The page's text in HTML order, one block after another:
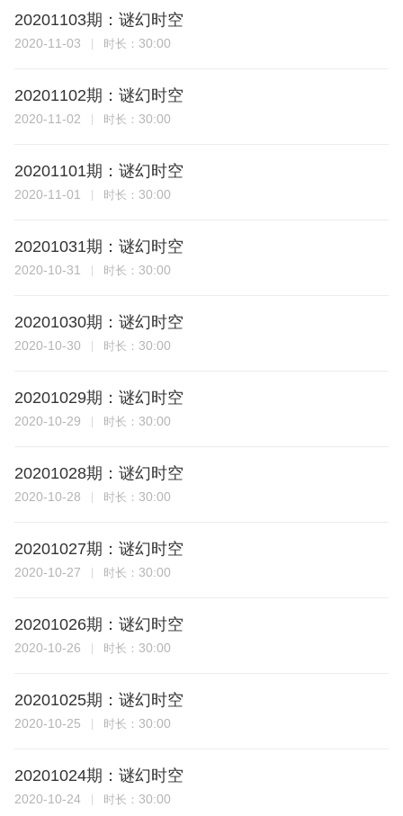
20201103期：谜幻时空
2020-11-03 时长： 30:00
20201102期：谜幻时空
2020-11-02 时长： 30:00
20201101期：谜幻时空
2020-11-01 时长： 30:00
20201031期：谜幻时空
2020-10-31 时长： 30:00
20201030期：谜幻时空
2020-10-30 时长： 30:00
20201029期：谜幻时空
2020-10-29 时长： 30:00
20201028期：谜幻时空
2020-10-28 时长： 30:00
20201027期：谜幻时空
2020-10-27 时长： 30:00
20201026期：谜幻时空
2020-10-26 时长： 30:00
20201025期：谜幻时空
2020-10-25 时长： 30:00
20201024期：谜幻时空
2020-10-24 时长： 30:00